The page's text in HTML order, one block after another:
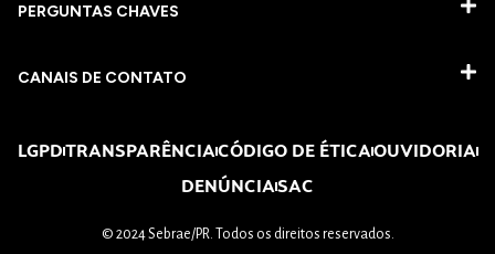
PERGUNTAS CHAVES​
CANAIS DE CONTATO
LGPDTRANSPARÊNCIACÓDIGO DE ÉTICAOUVIDORIA
DENÚNCIASAC
© 2024 Sebrae/PR. Todos os direitos reservados.